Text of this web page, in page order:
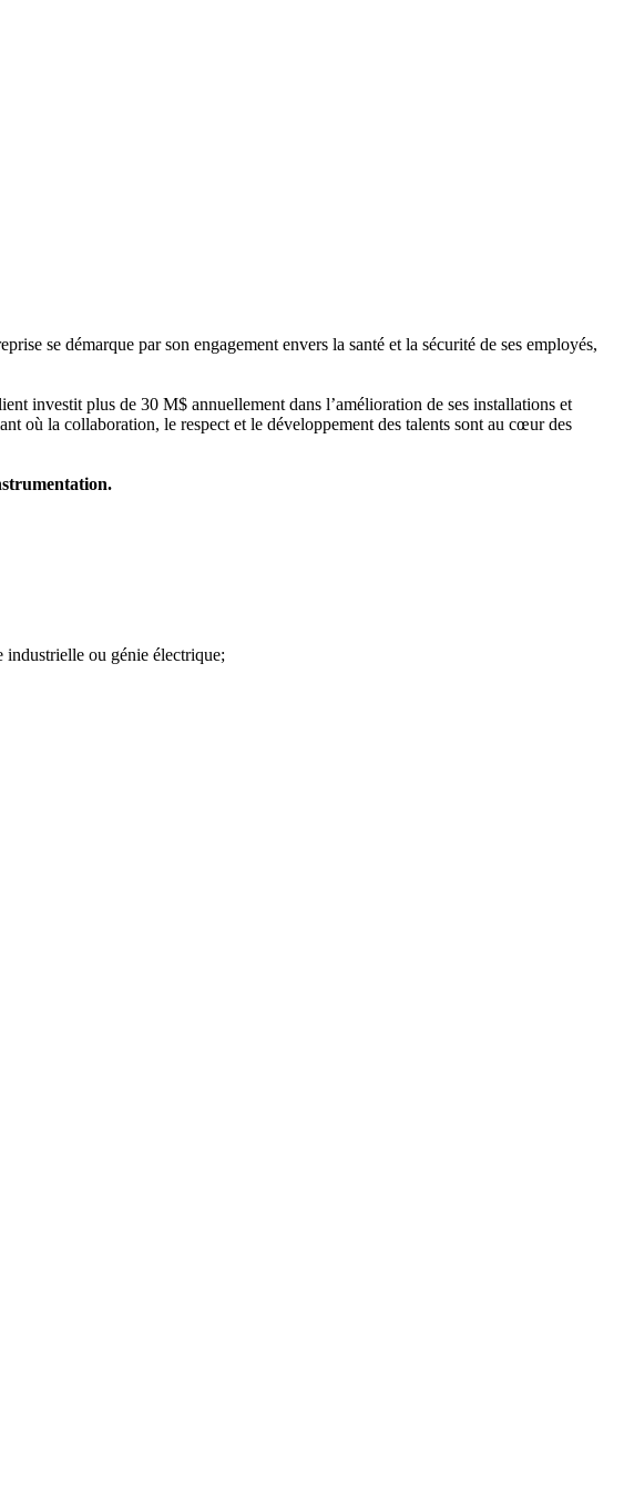
se démarque par son engagement envers la santé et la sécurité de ses employés,
investit plus de 30 M$ annuellement dans l’amélioration de ses installations et
où la collaboration, le respect et le développement des talents sont au cœur des
industrielle ou génie électrique;